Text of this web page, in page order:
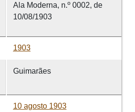
Ala Moderna, n.º 0002, de
10/08/1903
1903
Guimarães
10 agosto 1903